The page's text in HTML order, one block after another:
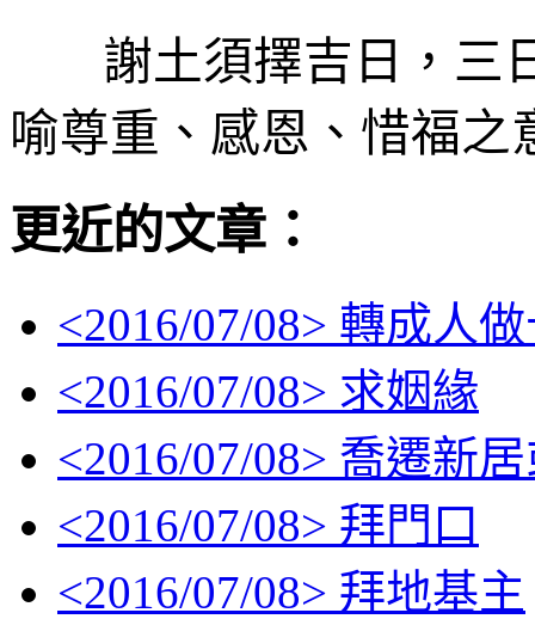
謝土須擇吉日， 三
喻尊重、感恩、惜福之
更近的文章：
<2016/07/08> 轉成人
<2016/07/08> 求姻緣
<2016/07/08> 喬遷新
<2016/07/08> 拜門口
<2016/07/08> 拜地基主